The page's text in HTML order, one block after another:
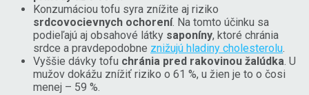
Konzumáciou tofu syra znížite aj riziko
srdcovocievnych ochorení. Na tomto účinku sa
podieľajú aj obsahové látky saponíny, ktoré chránia
srdce a pravdepodobne znižujú hladiny cholesterolu.
Vyššie dávky tofu chránia pred rakovinou žalúdka. U
mužov dokážu znížiť riziko o 61 %, u žien je to o čosi
menej – 59 %.